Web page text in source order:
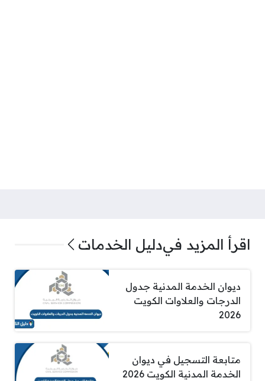
اقرأ المزيد فيدليل الخدمات
ديوان الخدمة المدنية جدول
الدرجات والعلاوات الكويت
2026
متابعة التسجيل في ديوان
الخدمة المدنية الكويت 2026